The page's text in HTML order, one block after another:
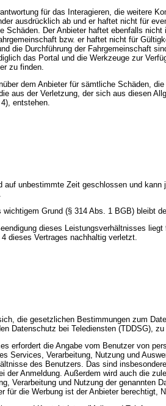
für das Interagieren, die weitere
ausdrücklich ab und er haftet nicht für
Schäden. Der Anbieter haftet ebenfalls
bzw. er haftet nicht für
die Durchführung der Fahrgemeinschaft
das Portal und die Werkzeuge zur
zu finden.
dem Anbieter für sämtliche Schäden,
aus der Verletzung, der sich aus diesen
entstehen.
auf unbestimmte Zeit geschlossen und
Grund (§ 314 Abs. 1 BGB) bleibt
dieses Leistungsverhältnisses
dieses Vertrages nachhaltig verletzt.
die gesetzlichen Bestimmungen zum
Datenschutz bei Telediensten (TDDSG),
erfordert die Angabe vom Benutzer von
Services, Verarbeitung, Nutzung und
des Benutzers. Das sind
der Anmeldung. Außerdem wird auch die
Verarbeitung und Nutzung der genannten
für die Werbung ist der Anbieter berechtigt,